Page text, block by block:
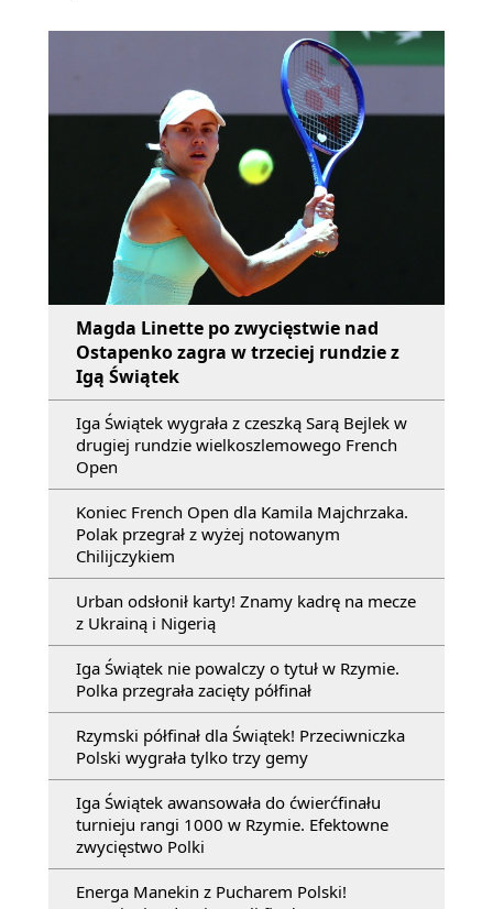
Magda Linette po zwycięstwie nad
Ostapenko zagra w trzeciej rundzie z
Igą Świątek
Iga Świątek wygrała z czeszką Sarą Bejlek w
drugiej rundzie wielkoszlemowego French
Open
Koniec French Open dla Kamila Majchrzaka.
Polak przegrał z wyżej notowanym
Chilijczykiem
Urban odsłonił karty! Znamy kadrę na mecze
z Ukrainą i Nigerią
Iga Świątek nie powalczy o tytuł w Rzymie.
Polka przegrała zacięty półfinał
Rzymski półfinał dla Świątek! Przeciwniczka
Polski wygrała tylko trzy gemy
Iga Świątek awansowała do ćwierćfinału
turnieju rangi 1000 w Rzymie. Efektowne
zwycięstwo Polki
Energa Manekin z Pucharem Polski!